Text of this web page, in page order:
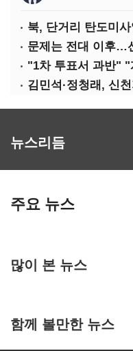
뉴스리듬
주요 뉴스
많이 본 뉴스
함께 볼만한 뉴스